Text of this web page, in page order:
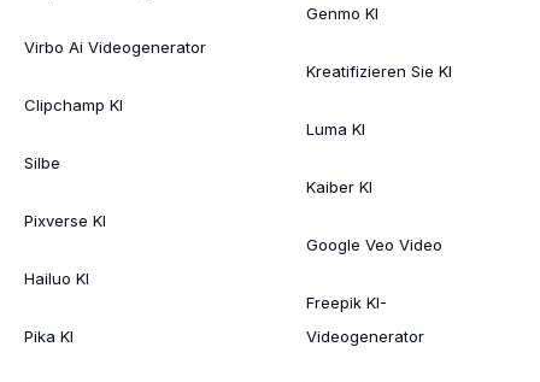
Virbo Ai Videogenerator
Clipchamp KI
Silbe
Pixverse KI
Hailuo KI
Pika KI
Genmo KI
Kreatifizieren Sie KI
Luma KI
Kaiber KI
Google Veo Video
Freepik KI-
Videogenerator